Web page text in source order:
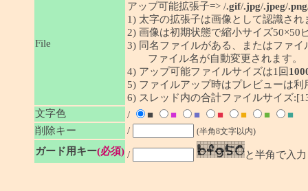
File
アップ可能拡張子=> /.gif/.jpg/.jpeg/.png
1) 太字の拡張子は画像として認識され
2) 画像は初期状態で縮小サイズ50×50
3) 同名ファイルがある、またはファ
ファイル名が自動変更されます。
4) アップ可能ファイルサイズは1回
5) ファイルアップ時はプレビューは利
6) スレッド内の合計ファイルサイズ
文字色
/ ■ ■ ■ ■ ■ ■
■
削除キー
/ (半角8文字以内)
ガード用キー(必須) / と半角で入力